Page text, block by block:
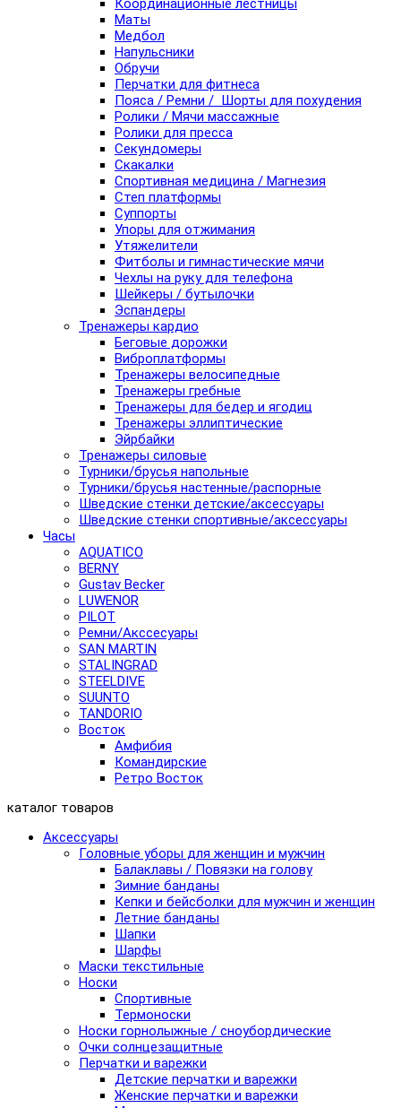
Координационные лестницы
Маты
Медбол
Напульсники
Обручи
Перчатки для фитнеса
Пояса / Ремни / Шорты для похудения
Ролики / Мячи массажные
Ролики для пресса
Секундомеры
Скакалки
Спортивная медицина / Магнезия
Степ платформы
Суппорты
Упоры для отжимания
Утяжелители
Фитболы и гимнастические мячи
Чехлы на руку для телефона
Шейкеры / бутылочки
Эспандеры
Тренажеры кардио
Беговые дорожки
Виброплатформы
Тренажеры велосипедные
Тренажеры гребные
Тренажеры для бедер и ягодиц
Тренажеры эллиптические
Эйрбайки
Тренажеры силовые
Турники/брусья напольные
Турники/брусья настенные/распорные
Шведские стенки детские/аксессуары
Шведские стенки спортивные/аксессуары
Часы
AQUATICO
BERNY
Gustav Becker
LUWENOR
PILOT
Pемни/Акссесуары
SAN MARTIN
STALINGRAD
STEELDIVE
SUUNTO
TANDORIO
Восток
Амфибия
Командирские
Ретро Восток
каталог товаров
Аксессуары
Головные уборы для женщин и мужчин
Балаклавы / Повязки на голову
Зимние банданы
Кепки и бейсболки для мужчин и женщин
Летние банданы
Шапки
Шарфы
Маски текстильные
Носки
Спортивные
Термоноски
Носки горнолыжные / сноубордические
Очки солнцезащитные
Перчатки и варежки
Детские перчатки и варежки
Женские перчатки и варежки